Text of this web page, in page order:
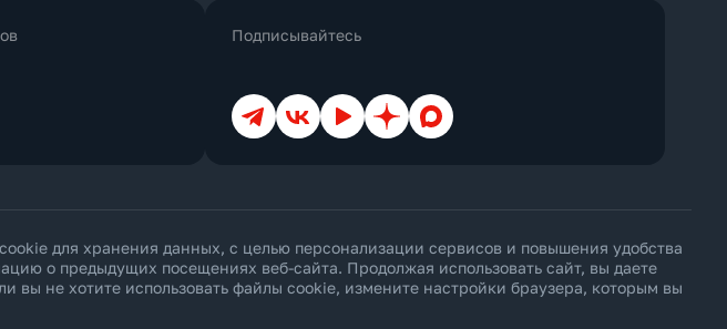
Подписывайтесь
ТелеграмВКонтакте
YouTubeДзен Max
для хранения данных, с целью персонализации сервисов и повышения удобства
о предыдущих посещениях веб-сайта. Продолжая использовать сайт, вы даете
вы не хотите использовать файлы cookie, измените настройки браузера, которым вы